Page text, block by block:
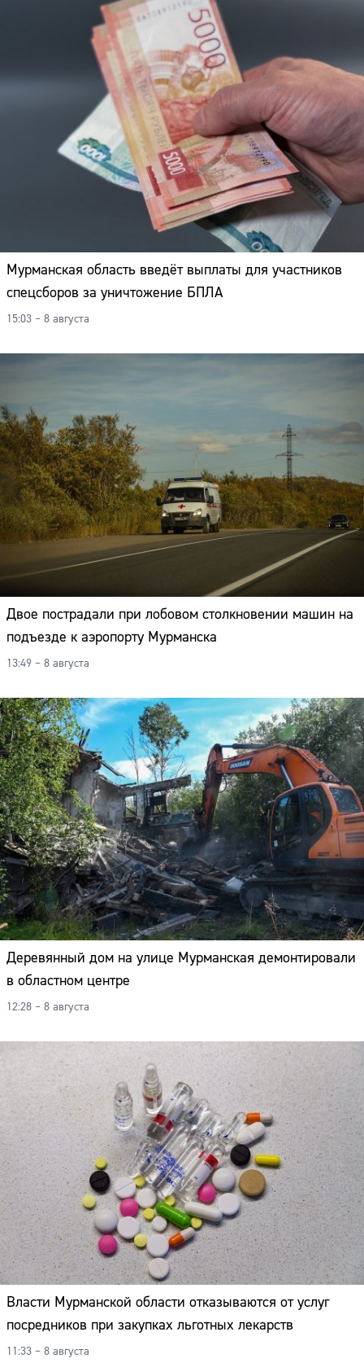
Мурманская область введёт выплаты для участников
спецсборов за уничтожение БПЛА
15:03 – 8 августа
Двое пострадали при лобовом столкновении машин на
подъезде к аэропорту Мурманска
13:49 – 8 августа
Деревянный дом на улице Мурманская демонтировали
в областном центре
12:28 – 8 августа
Власти Мурманской области отказываются от услуг
посредников при закупках льготных лекарств
11:33 – 8 августа